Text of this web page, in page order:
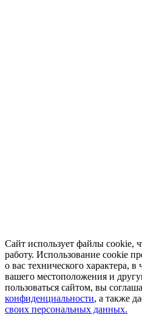
Сайт использует файлы cookie,
работу. Использование cookie
о вас технического характера, в
вашего местоположения и
пользоваться сайтом, вы
конфиденциальности, а также
своих персональных данных.